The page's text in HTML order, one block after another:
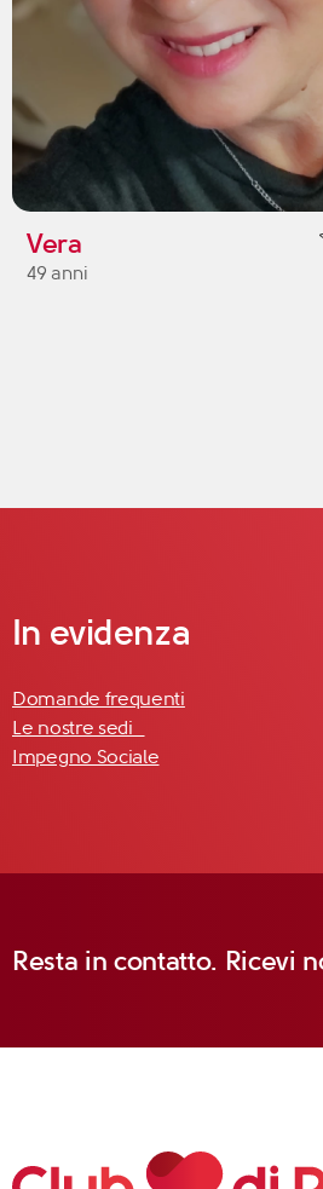
Vera
49 anni
In evidenza
Domande frequenti
Le nostre sedi
Impegno Sociale
Resta in contatto. Ricevi